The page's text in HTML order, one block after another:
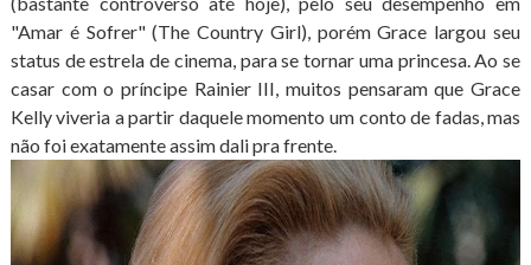
"Amar é Sofrer" (The Country Girl), porém Grace largou seu
status de estrela de cinema, para se tornar uma princesa. Ao se
casar com o príncipe Rainier III, muitos pensaram que Grace
Kelly viveria a partir daquele momento um conto de fadas, mas
não foi exatamente assim dali pra frente.